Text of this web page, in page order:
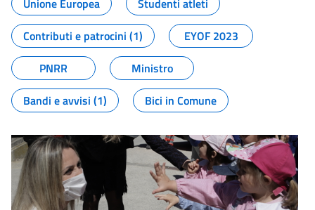
Unione Europea
Studenti atleti
Contributi e patrocini (1)
EYOF 2023
PNRR
Ministro
Bandi e avvisi (1)
Bici in Comune